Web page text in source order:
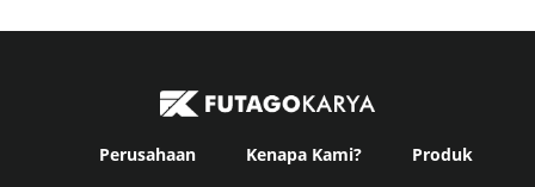
Perusahaan Kenapa Kami? Produk